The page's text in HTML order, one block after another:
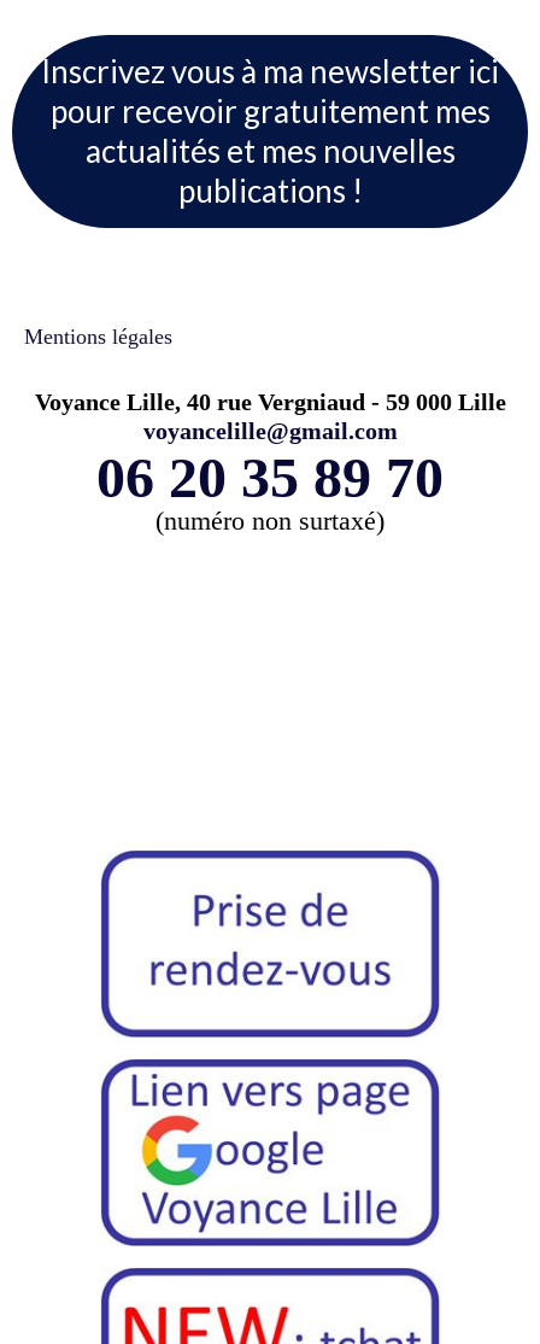
Inscrivez vous à ma newsletter ici
pour recevoir gratuitement mes
actualités et mes nouvelles
publications !
Mentions légales
Voyance Lille, 40 rue Vergniaud - 59 000 Lille
voyancelille@gmail.com
06 20 35 89 70
(numéro non surtaxé)